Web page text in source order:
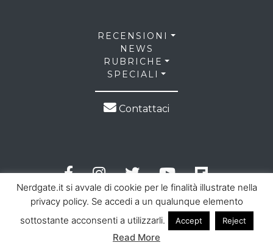
RECENSIONI
NEWS
RUBRICHE
SPECIALI
Contattaci
© 2026 NerdGate all right reserved |Privacy Policy
Cookie Law
Nerdgate.it si avvale di cookie per le finalità illustrate nella
privacy policy. Se accedi a un qualunque elemento
sottostante acconsenti a utilizzarli.
Accept Reject
Read More